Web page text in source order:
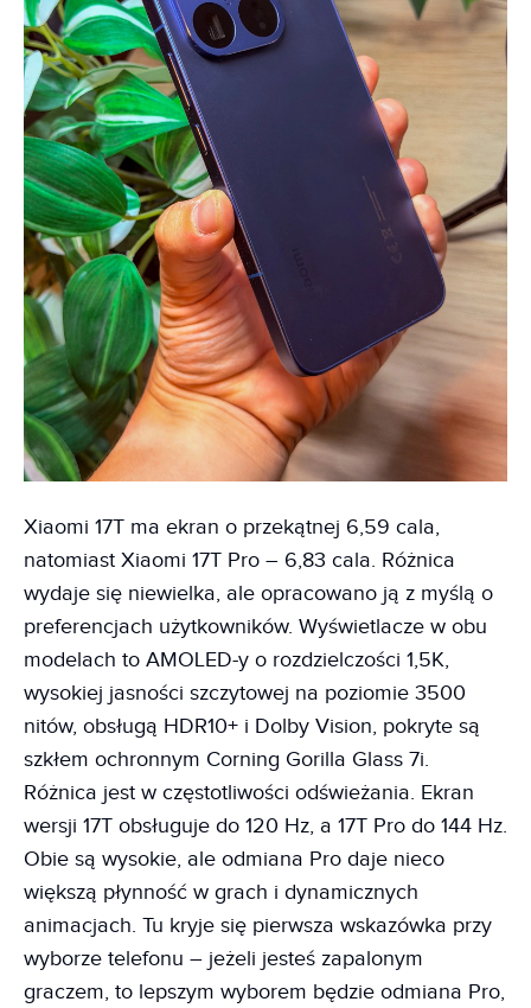
Xiaomi 17T ma ekran o przekątnej 6,59 cala,
natomiast Xiaomi 17T Pro – 6,83 cala. Różnica
wydaje się niewielka, ale opracowano ją z myślą o
preferencjach użytkowników. Wyświetlacze w obu
modelach to AMOLED-y o rozdzielczości 1,5K,
wysokiej jasności szczytowej na poziomie 3500
nitów, obsługą HDR10+ i Dolby Vision, pokryte są
szkłem ochronnym Corning Gorilla Glass 7i.
Różnica jest w częstotliwości odświeżania. Ekran
wersji 17T obsługuje do 120 Hz, a 17T Pro do 144 Hz.
Obie są wysokie, ale odmiana Pro daje nieco
większą płynność w grach i dynamicznych
animacjach. Tu kryje się pierwsza wskazówka przy
wyborze telefonu – jeżeli jesteś zapalonym
graczem, to lepszym wyborem będzie odmiana Pro,